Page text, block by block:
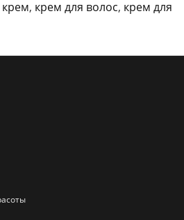
, крем для волос, крем для